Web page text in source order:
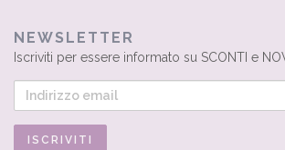
NEWSLETTER
Iscriviti per essere informato su SCONTI e